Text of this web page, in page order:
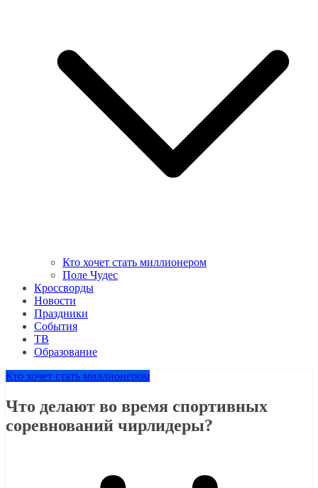
Кто хочет стать миллионером
Поле Чудес
Кроссворды
Новости
Праздники
События
ТВ
Образование
Кто хочет стать миллионером
Что делают во время спортивных
соревнований чирлидеры?